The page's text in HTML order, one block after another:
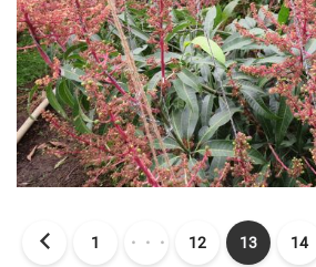
1 ・・・ 12 13 14